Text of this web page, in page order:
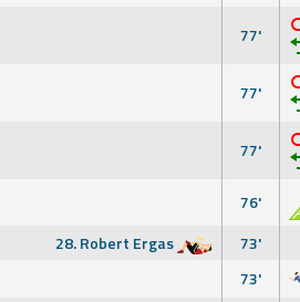
77'
77'
77'
76'
28. Robert Ergas
73'
73'